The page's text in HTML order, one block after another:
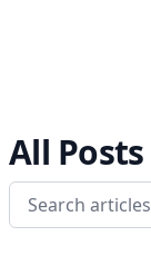
All Posts